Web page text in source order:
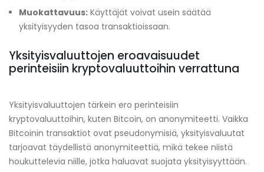
Muokattavuus: Käyttäjät voivat usein säätää
yksityisyyden tasoa transaktioissaan.
Yksityisvaluuttojen eroavaisuudet
perinteisiin kryptovaluuttoihin verrattuna
Yksityisvaluuttojen tärkein ero perinteisiin
kryptovaluuttoihin, kuten Bitcoin, on anonymiteetti. Vaikka
Bitcoinin transaktiot ovat pseudonymisiä, yksityisvaluutat
tarjoavat täydellistä anonymiteettiä, mikä tekee niistä
houkuttelevia niille, jotka haluavat suojata yksityisyyttään.